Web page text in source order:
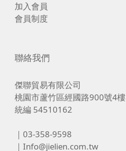
加入會員
會員制度
聯絡我們
傑聯貿易有限公司
桃園市蘆竹區經國路900號4樓
統編 54510162
｜03-358-9598
｜Info@jielien.com.tw